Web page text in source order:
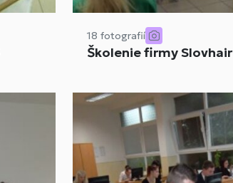
18 fotografií
Školenie firmy Slovhair